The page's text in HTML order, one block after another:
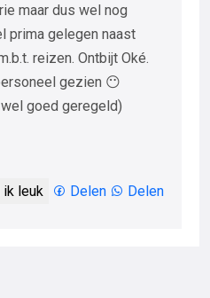
maar dus wel nog
prima gelegen naast
reizen. Ontbijt Oké.
gezien 😶
goed geregeld)
ik leuk Delen Delen